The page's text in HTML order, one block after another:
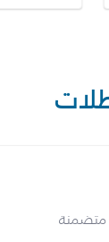
متضمنة